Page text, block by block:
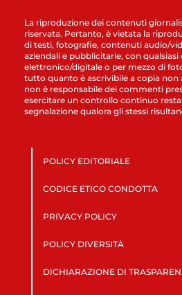
La riproduzione dei contenuti
riservata. Pertanto, è vietata la
di testi, fotografie, contenuti audio/
aziendali e pubblicitarie, con qualsiasi
elettronico/digitale o per mezzo di
tutto quanto è ascrivibile a copia non
non è responsabile dei commenti
esercitare un controllo continuo
segnalazione qualora gli stessi
POLICY EDITORIALE
CODICE ETICO CONDOTTA
PRIVACY POLICY
POLICY DIVERSITÀ
DICHIARAZIONE DI